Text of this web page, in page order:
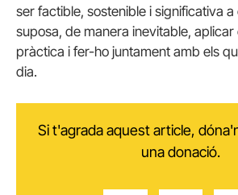
ser factible, sostenible i significativa a
suposa, de manera inevitable, aplicar
pràctica i fer-ho juntament amb els
dia.
Si t'agrada aquest article,
una donació.